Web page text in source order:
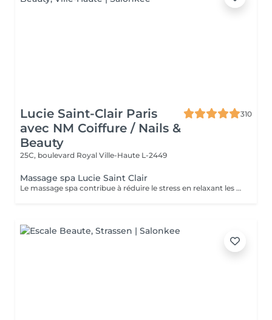
Lucie Saint-Clair Paris
avec NM Coiffure / Nails &
Beauty
310
25C, boulevard Royal Ville-Haute L-2449
Massage spa Lucie Saint Clair
Le massage spa contribue à réduire le stress en relaxant les muscles et en libérant vos endorphines .